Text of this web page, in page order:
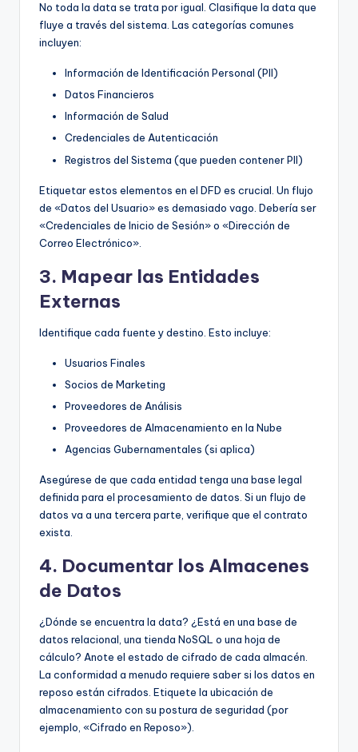
No toda la data se trata por igual. Clasifique la data que
fluye a través del sistema. Las categorías comunes
incluyen:
Información de Identificación Personal (PII)
Datos Financieros
Información de Salud
Credenciales de Autenticación
Registros del Sistema (que pueden contener PII)
Etiquetar estos elementos en el DFD es crucial. Un flujo
de «Datos del Usuario» es demasiado vago. Debería ser
«Credenciales de Inicio de Sesión» o «Dirección de
Correo Electrónico».
3. Mapear las Entidades
Externas
Identifique cada fuente y destino. Esto incluye:
Usuarios Finales
Socios de Marketing
Proveedores de Análisis
Proveedores de Almacenamiento en la Nube
Agencias Gubernamentales (si aplica)
Asegúrese de que cada entidad tenga una base legal
definida para el procesamiento de datos. Si un flujo de
datos va a una tercera parte, verifique que el contrato
exista.
4. Documentar los Almacenes
de Datos
¿Dónde se encuentra la data? ¿Está en una base de
datos relacional, una tienda NoSQL o una hoja de
cálculo? Anote el estado de cifrado de cada almacén.
La conformidad a menudo requiere saber si los datos en
reposo están cifrados. Etiquete la ubicación de
almacenamiento con su postura de seguridad (por
ejemplo, «Cifrado en Reposo»).